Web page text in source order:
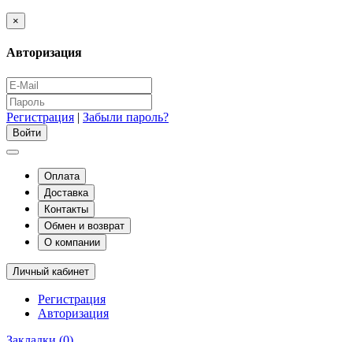
×
Авторизация
Регистрация | Забыли пароль?
Оплата
Доставка
Контакты
Обмен и возврат
О компании
Личный кабинет
Регистрация
Авторизация